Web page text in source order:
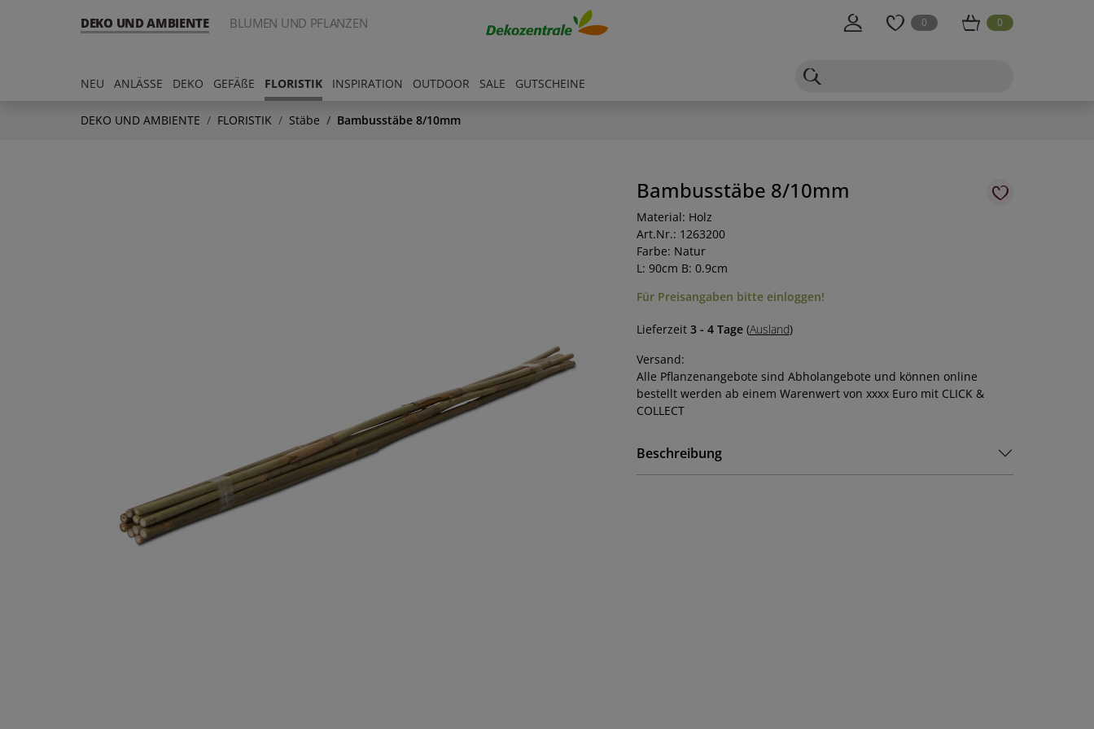
DEKO UND AMBIENTE BLUMEN UND PFLANZEN 0 0
NEU ANLÄSSE DEKO GEFÄßE FLORISTIK INSPIRATION OUTDOOR SALE GUTSCHEINE
DEKO UND AMBIENTE FLORISTIK Stäbe Bambusstäbe 8/10mm
Bambusstäbe 8/10mm
Material: Holz
Art.Nr.: 1263200
Farbe: Natur
L: 90cm B: 0.9cm
Für Preisangaben bitte einloggen!
Lieferzeit 3 - 4 Tage(Ausland)
Versand:
Alle Pflanzenangebote sind Abholangebote und können online
bestellt werden ab einem Warenwert von xxxx Euro mit CLICK &
COLLECT
Beschreibung